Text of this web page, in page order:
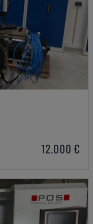
12.000 €